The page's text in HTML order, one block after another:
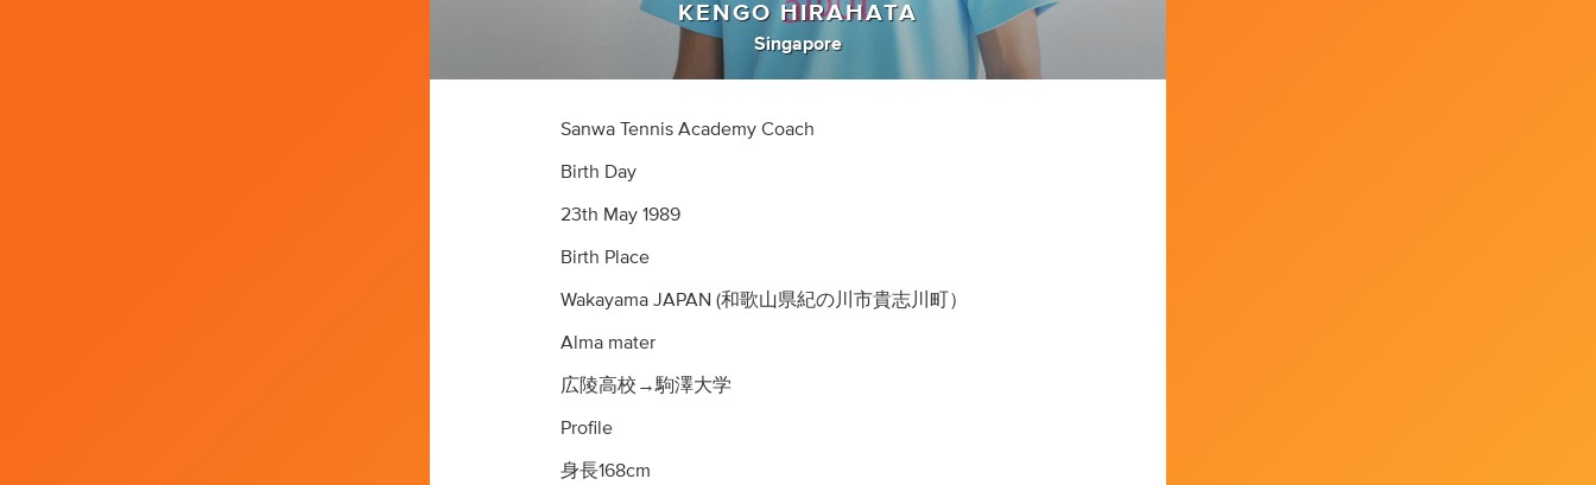
KENGO HIRAHATA
Singapore
Sanwa Tennis Academy Coach
Birth Day
23th May 1989
Birth Place
Wakayama JAPAN (和歌山県紀の川市貴志川町）
Alma mater
広陵高校→駒澤大学
Profile
身長168cm